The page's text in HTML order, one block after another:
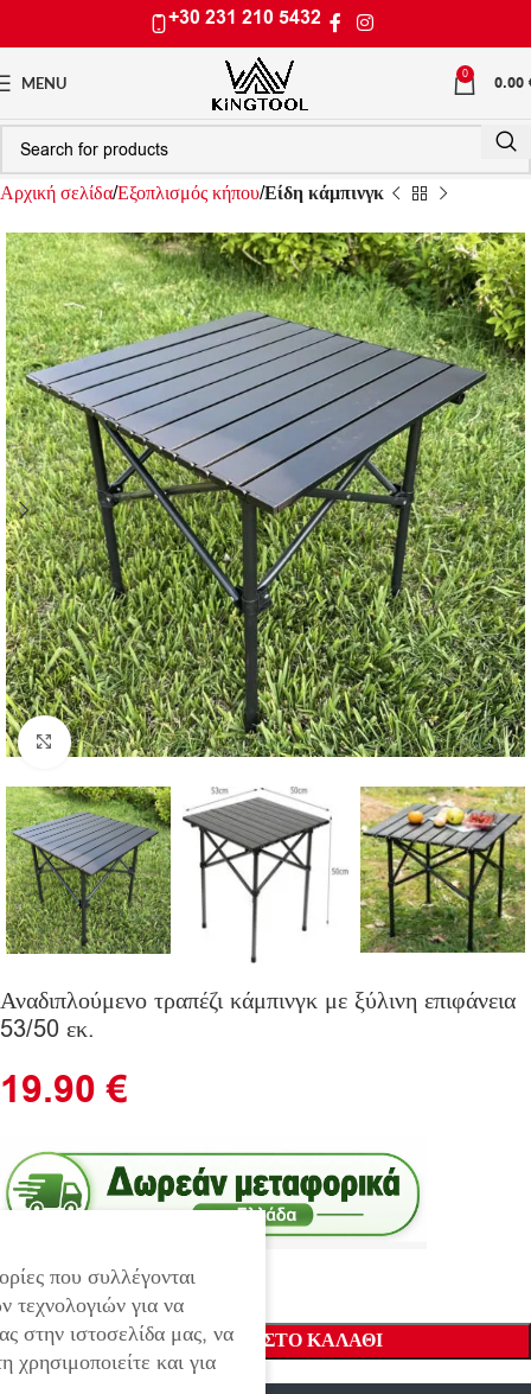
+30 231 210 5432
MENU 0 0.00
Αρχική σελίδαΕξοπλισμός κήπουΕίδη κάμπινγκ
Click to enlarge
Αναδιπλούμενο τραπέζι κάμπινγκ με ξύλινη επιφάνεια
53/50 εκ.
19.90€
ΠΡΟΣΘΉΚΗ ΣΤΟ ΚΑΛΆΘΙ
που συλλέγονται
για να
στην ιστοσελίδα μας, να
και για